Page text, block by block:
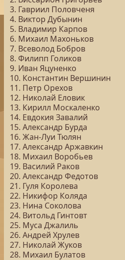
3. Гавриил Половченя
4. Виктор Дубынин
5. Владимир Карпов
6. Михаил Махоньков
7. Всеволод Бобров
8. Филипп Голиков
9. Иван Яцуненко
10. Константин Вершинин
11. Петр Орехов
12. Николай Еловик
13. Кирилл Москаленко
14. Евдокия Завалий
15. Александр Бурда
16. Жан-Луи Тюлян
17. Александр Аржавкин
18. Михаил Воробьев
19. Василий Раков
20. Александр Федотов
21. Гуля Королева
22. Никифор Коляда
23. Нина Соколова
24. Витольд Гинтовт
25. Муса Джалиль
26. Андрей Хрулев
27. Николай Жуков
28. Михаил Булатов